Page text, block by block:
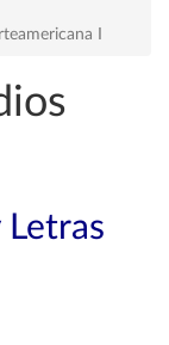
I
Letras